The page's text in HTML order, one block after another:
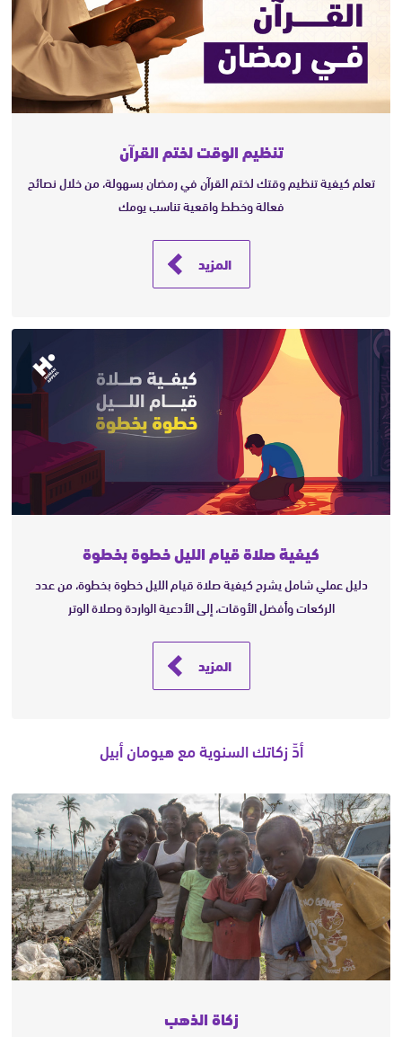
تنظيم الوقت لختم القرآن
تعلم كيفية تنظيم وقتك لختم القرآن في رمضان بسهولة، من خلال نصائح
فعالة وخطط واقعية تناسب يومك
المزيد
كيفية صلاة قيام الليل خطوة بخطوة
دليل عملي شامل يشرح كيفية صلاة قيام الليل خطوة بخطوة، من عدد
الركعات وأفضل الأوقات، إلى الأدعية الواردة وصلاة الوتر
المزيد
أدِّ زكاتك السنوية مع هيومان أبيل
زكاة الذهب